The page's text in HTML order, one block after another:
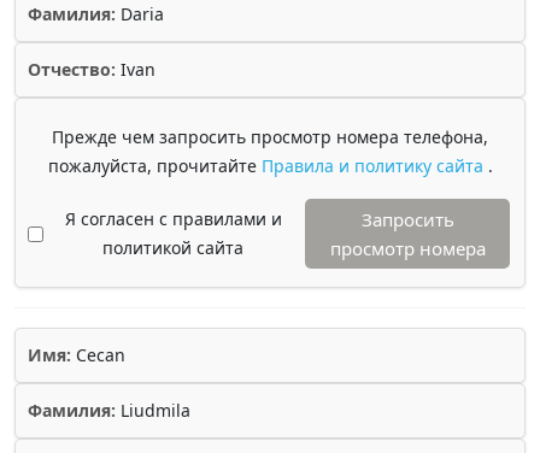
Фамилия: Daria
Отчество: Ivan
Прежде чем запросить просмотр номера телефона,
пожалуйста, прочитайте Правила и политику сайта .
Я согласен с правилами и
политикой сайта
Запросить
просмотр номера
Имя: Cecan
Фамилия: Liudmila